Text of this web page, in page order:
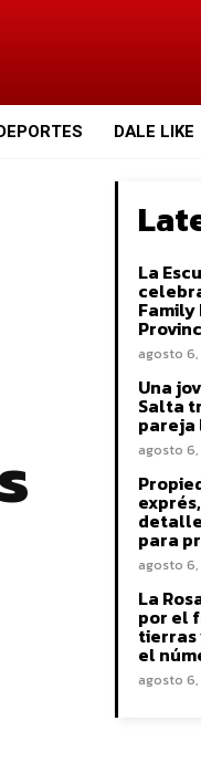
DALE LIKE
La
Family
agosto
Una
Salta
pareja
agosto
para
agosto
La
por el
tierras
el
agosto